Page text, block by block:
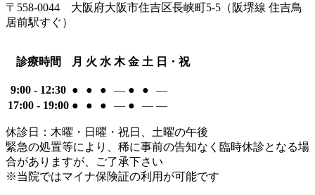
〒558-0044 大阪府大阪市住吉区長峡町5-5 （阪堺線 住吉鳥
居前駅すぐ）
診療時間 月 火 水 木 金 土 日・祝
9:00 - 12:30 ● ● ● ― ● ●
―
17:00 - 19:00 ● ● ● ― ● ― ―
休診日：木曜・日曜・祝日、土曜の午後
緊急の処置等により、稀に事前の告知なく臨時休診となる場
合がありますが、ご了承下さい
※当院ではマイナ保険証の利用が可能です